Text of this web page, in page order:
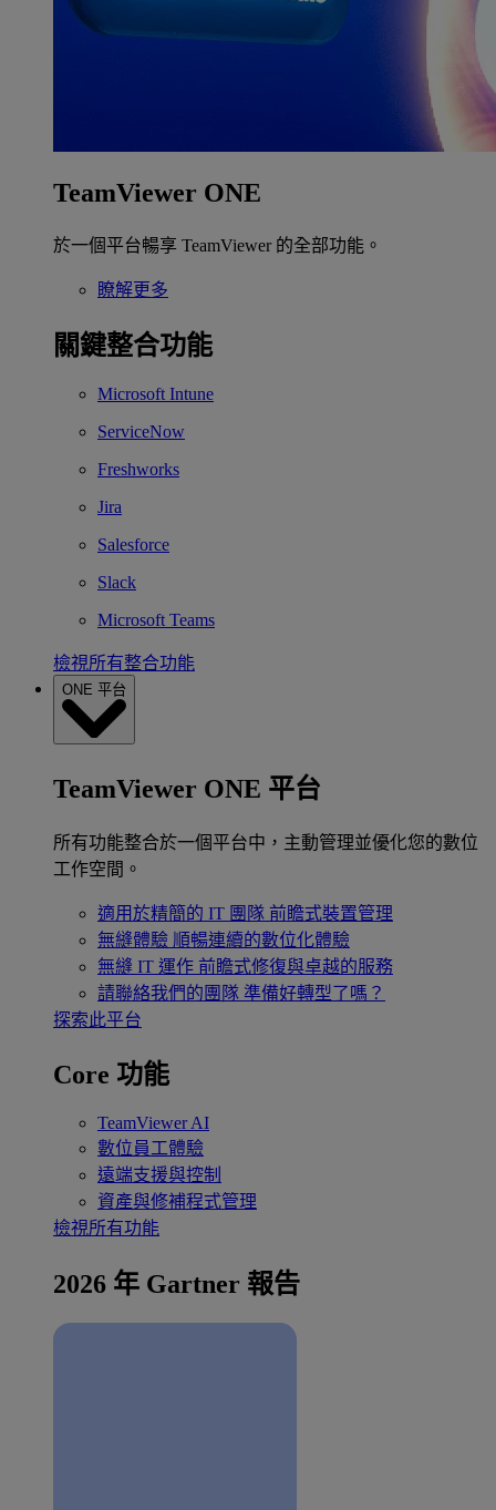
TeamViewer ONE
於一個平台暢享 TeamViewer 的全部功能。
瞭解更多
關鍵整合功能
Microsoft Intune
ServiceNow
Freshworks
Jira
Salesforce
Slack
Microsoft Teams
檢視所有整合功能
ONE 平台
TeamViewer ONE 平台
所有功能整合於一個平台中，主動管理並優化您的數位
工作空間。
適用於精簡的 IT 團隊 前瞻式裝置管理
無縫體驗 順暢連續的數位化體驗
無縫 IT 運作 前瞻式修復與卓越的服務
請聯絡我們的團隊 準備好轉型了嗎？
探索此平台
Core 功能
TeamViewer AI
數位員工體驗
遠端支援與控制
資產與修補程式管理
檢視所有功能
2026 年 Gartner 報告